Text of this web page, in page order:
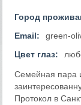
Город
Email:
green-
Цвет глаз:
Семейная пара
Протокол в